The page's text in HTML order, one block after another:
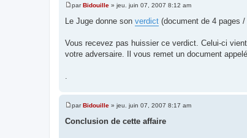
M
s
g
e
parBidouille » jeu. juin 07, 2007 8:12 am
Le Juge donne son verdict (document de 4 pages
Vous recevez pas huissier ce verdict. Celui-ci
votre adversaire. Il vous remet un document appelé
.
M
s
parBidouille » jeu. juin 07, 2007 8:17 am
Conclusion de cette affaire